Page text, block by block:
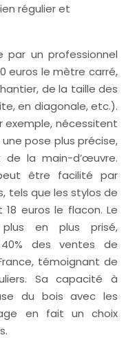
régulier et
un professionnel
euros le mètre carré,
de la taille des
en diagonale, etc.).
exemple, nécessitent
pose plus précise,
la main-d’œuvre.
être facilité par
tels que les stylos de
euros le flacon. Le
en plus prisé,
des ventes de
témoignant de
Sa capacité à
du bois avec les
en fait un choix